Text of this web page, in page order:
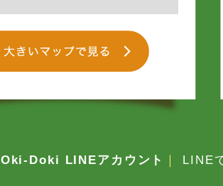
Oki-Doki LINEアカウント ｜ LINE